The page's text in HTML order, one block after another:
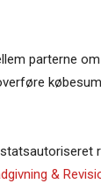
parterne
&